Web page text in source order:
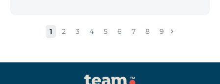
1 2 3 4 5 6 7 8 9